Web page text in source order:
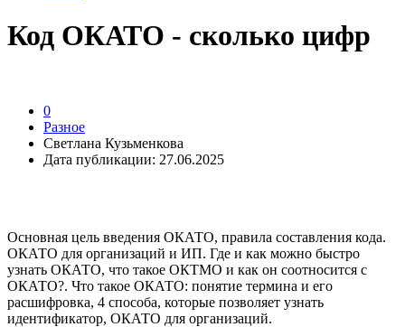
Код ОКАТО - сколько цифр
0
Разное
Светлана Кузьменкова
Дата публикации: 27.06.2025
Основная цель введения ОКАТО, правила составления кода.
ОКАТО для организаций и ИП. Где и как можно быстро
узнать ОКАТО, что такое ОКТМО и как он соотносится с
ОКАТО?. Что такое ОКАТО: понятие термина и его
расшифровка, 4 способа, которые позволяет узнать
идентификатор, ОКАТО для организаций.